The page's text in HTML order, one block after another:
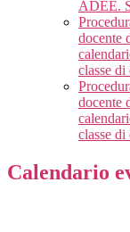
ADEE.
docente
classe
docente
classe
Calendario